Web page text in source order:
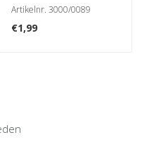
Artikelnr. 3000/0089
€1,99